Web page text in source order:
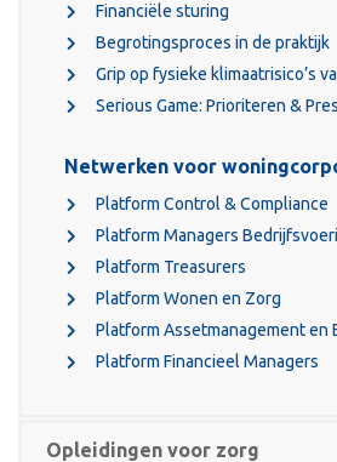
Financiële sturing
Begrotingsproces in de praktijk
Grip op fysieke klimaatrisico’s
Serious Game: Prioriteren &
Netwerken voor
Platform Control & Compliance
Platform Managers
Platform Treasurers
Platform Wonen en Zorg
Platform Assetmanagement en
Platform Financieel Managers
Opleidingen voor zorg